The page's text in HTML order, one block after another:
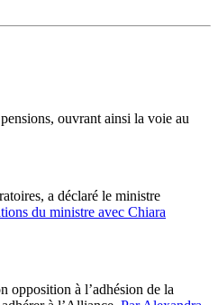
ouvrant ainsi la voie au
a déclaré le ministre
du ministre avec Chiara
opposition à l’adhésion de la